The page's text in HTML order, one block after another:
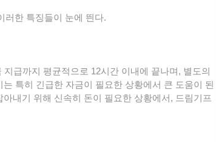
러한 특징들이 눈에 띈다.
급까지 평균적으로 12시간 이내에 끝나며, 별도의
특히 긴급한 자금이 필요한 상황에서 큰 도움이 된
내기 위해 신속히 돈이 필요한 상황에서, 드림기프